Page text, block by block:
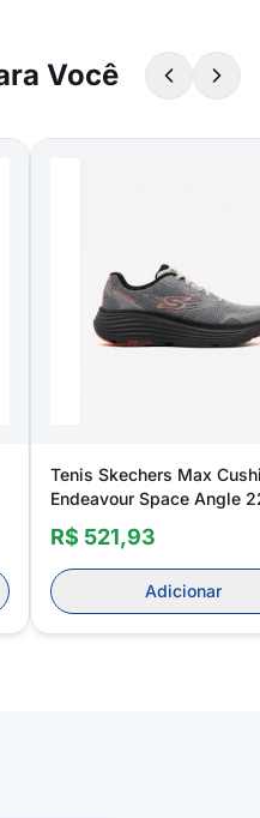
Você
Tenis Skechers Max
Endeavour Space Angle
Masculino
R$ 521,93
Adicionar